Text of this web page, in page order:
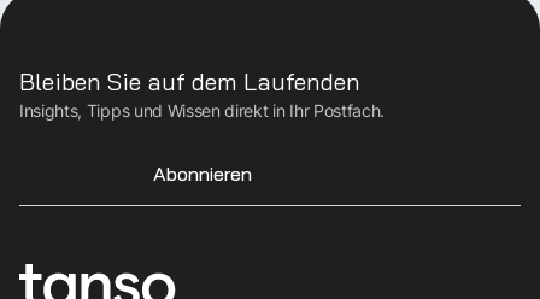
Bleiben Sie auf dem Laufenden
Insights, Tipps und Wissen direkt in Ihr Postfach.
Abonnieren